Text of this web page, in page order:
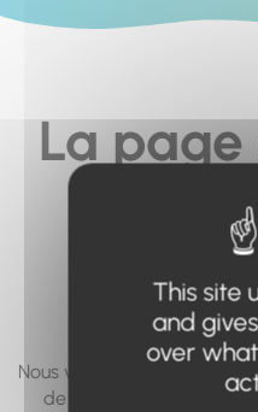
La
vous
pas...
Nous vous invitons à
de page, ou à utiliser le
This site
and
over